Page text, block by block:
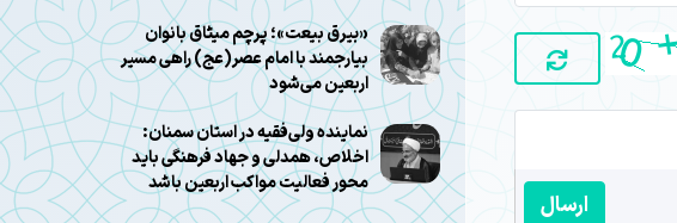
ارسال
«بیرق بیعت»؛ پرچم میثاق بانوان
بیارجمند با امام عصر(عج) راهی مسیر
اربعین می‌شود
نماینده ولی‌فقیه در استان سمنان:
اخلاص، همدلی و جهاد فرهنگی باید
محور فعالیت مواکب اربعین باشد